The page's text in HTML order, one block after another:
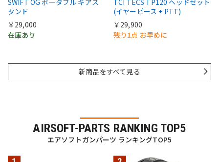
タンド
￥29,000
在庫あり
(イヤーピース + PTT)
￥29,900
残り1点 お早めに
新商品をすべて見る
AIRSOFT-PARTS RANKING TOP5
エアソフトガンパーツ ランキングTOP5